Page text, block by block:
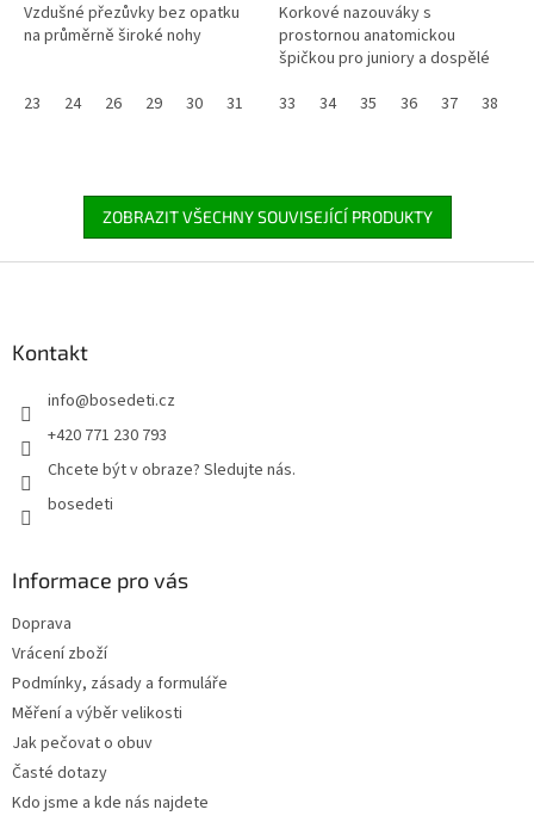
Vzdušné přezůvky bez opatku
na průměrně široké nohy
23 24 26 29 30 31 32 33 34
Korkové nazouváky s
prostornou anatomickou
špičkou pro juniory a dospělé
33
34 35 36 37 38
ZOBRAZIT VŠECHNY SOUVISEJÍCÍ PRODUKTY
Kontakt
info@bosedeti.cz
+420 771 230 793
Chcete být v obraze? Sledujte nás.
bosedeti
Informace pro vás
Doprava
Vrácení zboží
Podmínky, zásady a formuláře
Měření a výběr velikosti
Jak pečovat o obuv
Časté dotazy
Kdo jsme a kde nás najdete